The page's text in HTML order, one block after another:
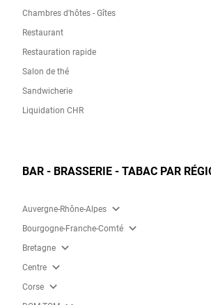
Chambres d'hôtes - Gîtes
Restaurant
Restauration rapide
Salon de thé
Sandwicherie
Liquidation CHR
BAR - BRASSERIE - TABAC PAR
Auvergne-Rhône-Alpes expand_more
Bourgogne-Franche-Comté expand_more
Bretagne expand_more
Centre expand_more
Corse expand_more